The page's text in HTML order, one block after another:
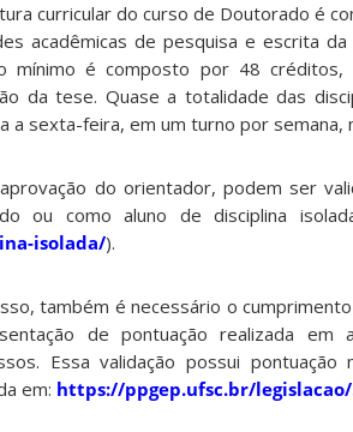
curricular do curso de Doutorado é
acadêmicas de pesquisa e escrita
mínimo é composto por 48
da tese. Quase a totalidade das
a sexta-feira, em um turno por semana,
do orientador, podem ser
ou como aluno de disciplina
isolada/).
também é necessário o
de pontuação realizada
Essa validação possui
em: https://ppgep.ufsc.br/